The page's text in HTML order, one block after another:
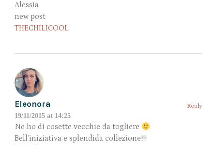
Alessia
new post
THECHILICOOL
Eleonora
19/11/2015 at 14:25
Reply
Ne ho di cosette vecchie da togliere
Bell’iniziativa e splendida collezione!!!